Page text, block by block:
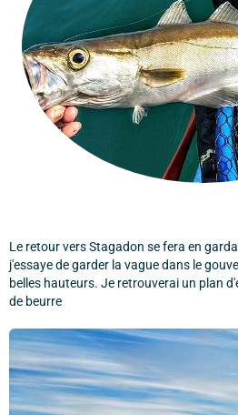
Le retour vers Stagadon se fera en
j'essaye de garder la vague dans le
belles hauteurs. Je retrouverai un plan
de beurre